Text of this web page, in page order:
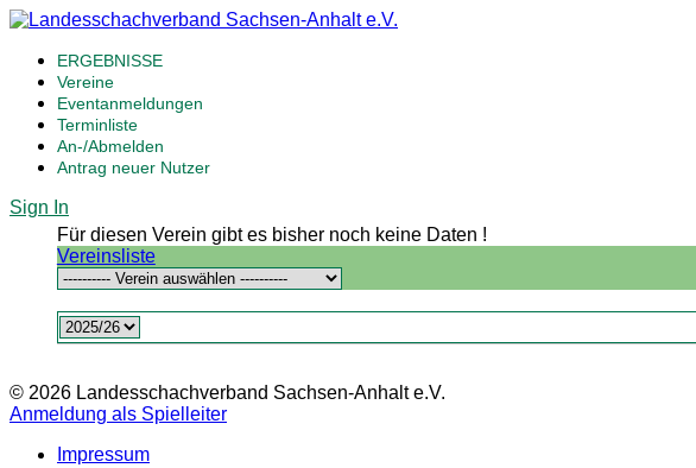
ERGEBNISSE
Vereine
Eventanmeldungen
Terminliste
An-/Abmelden
Antrag neuer Nutzer
Sign In
Für diesen Verein gibt es bisher noch keine Daten !
Vereinsliste
© 2026 Landesschachverband Sachsen-Anhalt e.V.
Anmeldung als Spielleiter
Impressum